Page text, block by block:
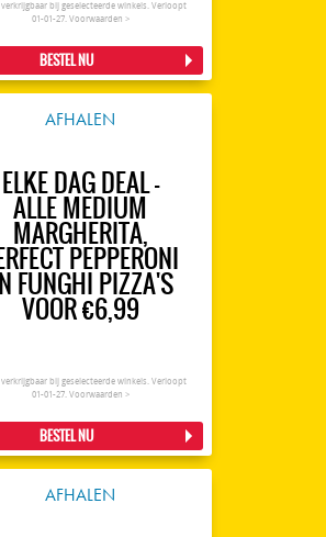
verkrijgbaar bij geselecteerde winkels. Verloopt
01-01-27. Voorwaarden >
BESTEL NU
AFHALEN
ELKE DAG DEAL -
ALLE MEDIUM
MARGHERITA,
PEPPERONI
FUNGHI PIZZA'S
VOOR €6,99
verkrijgbaar bij geselecteerde winkels. Verloopt
01-01-27. Voorwaarden >
BESTEL NU
AFHALEN